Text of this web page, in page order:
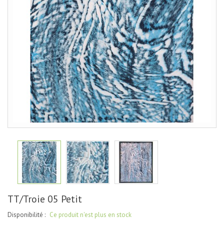
TT/Troie 05 Petit
Disponibilité : Ce produit n'est plus en stock